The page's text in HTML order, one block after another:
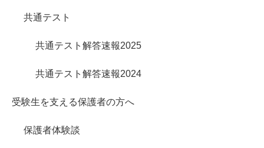
共通テスト
共通テスト解答速報2025
共通テスト解答速報2024
受験生を支える保護者の方へ
保護者体験談